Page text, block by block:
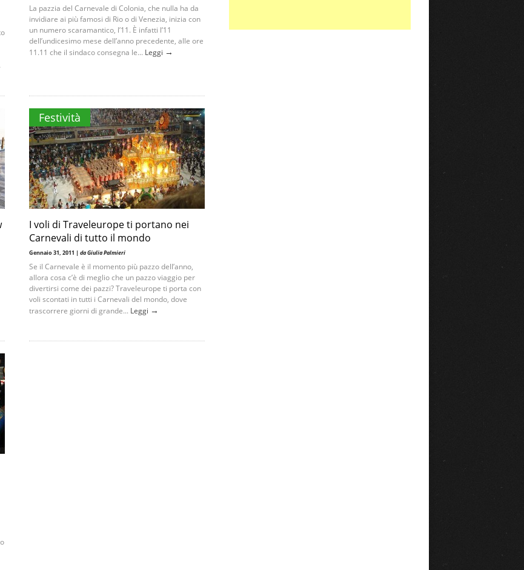
La pazzia del Carnevale di Colonia, che nulla ha da
invidiare ai più famosi di Rio o di Venezia, inizia con
un numero scaramantico, l’11. È infatti l’11
dell’undicesimo mese dell’anno precedente, alle ore
11.11 che il sindaco consegna le... Leggi →
Festività
I voli di Traveleurope ti portano nei
Carnevali di tutto il mondo
Gennaio 31, 2011 | da Giulia Palmieri
Se il Carnevale è il momento più pazzo dell’anno,
allora cosa c’è di meglio che un pazzo viaggio per
divertirsi come dei pazzi? Traveleurope ti porta con
voli scontati in tutti i Carnevali del mondo, dove
trascorrere giorni di grande... Leggi →